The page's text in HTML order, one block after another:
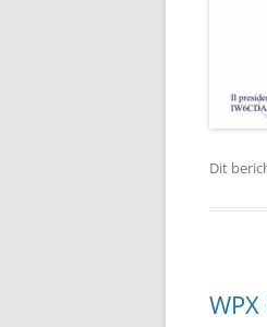
Dit
WPX